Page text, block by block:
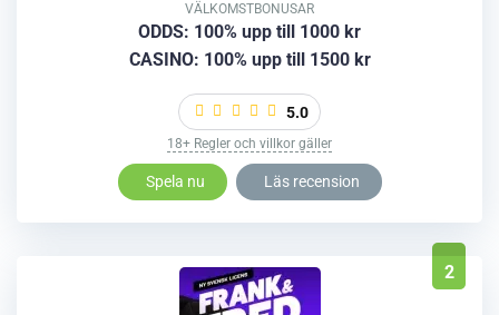
VÄLKOMSTBONUSAR
ODDS: 100% upp till 1000 kr
CASINO: 100% upp till 1500 kr
5.0
18+ Regler och villkor gäller
Spela nu Läs recension
2